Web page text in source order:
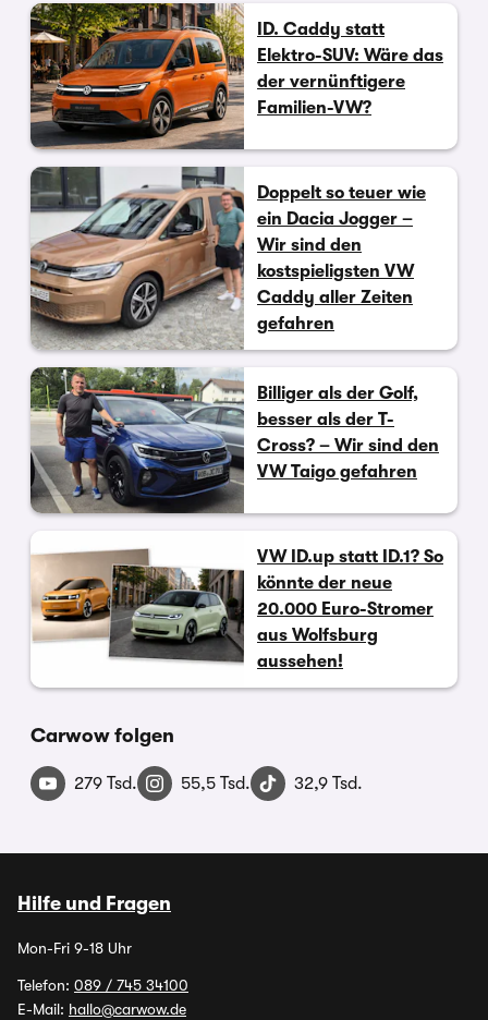
ID. Caddy statt
Elektro-SUV: Wäre das
der vernünftigere
Familien-VW?
Doppelt so teuer wie
ein Dacia Jogger –
Wir sind den
kostspieligsten VW
Caddy aller Zeiten
gefahren
Billiger als der Golf,
besser als der T-
Cross? – Wir sind den
VW Taigo gefahren
VW ID.up statt ID.1? So
könnte der neue
20.000 Euro-Stromer
aus Wolfsburg
aussehen!
Carwow folgen
279 Tsd. 55,5 Tsd. 32,9 Tsd.
Hilfe und Fragen
Mon-Fri 9-18 Uhr
Telefon: 089 / 745 34100
E-Mail: hallo@carwow.de